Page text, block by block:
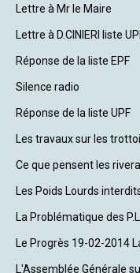
Lettre à Mr le Maire
Lettre à D.CINIERI liste
Réponse de la liste EPF
Silence radio
Réponse de la liste UPF
Les travaux sur les
Ce que pensent les
Les Poids Lourds
La Problématique des P.L.
Le Progrès 19-02-2014
L'Assemblée Générale